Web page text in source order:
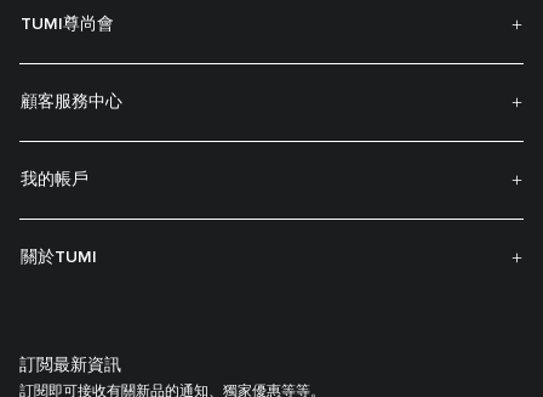
TUMI尊尚會
顧客服務中心
我的帳戶
關於TUMI
訂閲最新資訊
訂閱即可接收有關新品的通知、獨家優惠等等。